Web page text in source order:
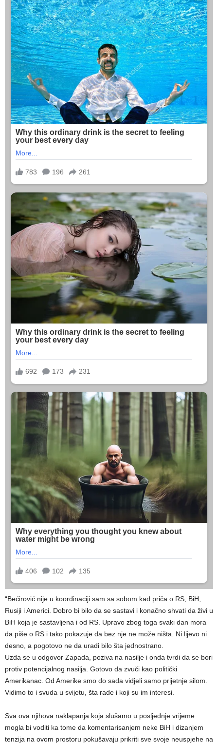
“Bećirović nije u koordinaciji sam sa sobom kad priča o RS, BiH,
Rusiji i Americi. Dobro bi bilo da se sastavi i konačno shvati da živi u
BiH koja je sastavljena i od RS. Upravo zbog toga svaki dan mora
da piše o RS i tako pokazuje da bez nje ne može ništa. Ni lijevo ni
desno, a pogotovo ne da uradi bilo šta jednostrano.
Uzda se u odgovor Zapada, poziva na nasilje i onda tvrdi da se bori
protiv potencijalnog nasilja. Gotovo da zvuči kao politički
Amerikanac. Od Amerike smo do sada vidjeli samo prijetnje silom.
Vidimo to i svuda u svijetu, šta rade i koji su im interesi.
Sva ova njihova naklapanja koja slušamo u posljednje vrijeme
mogla bi voditi ka tome da komentarisanjem neke BiH i dizanjem
tenzija na ovom prostoru pokušavaju prikriti sve svoje neuspjehe na